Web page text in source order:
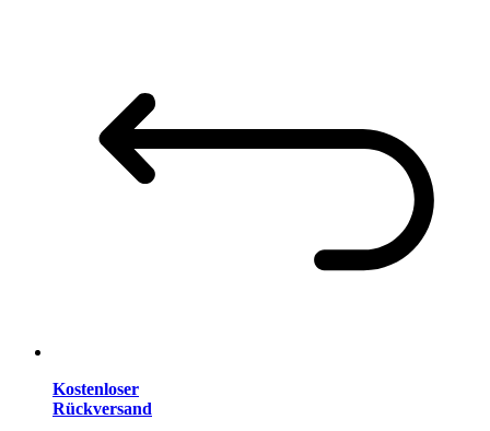
Kostenloser
Rückversand